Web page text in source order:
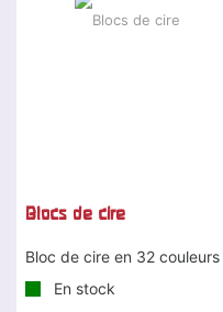
Blocs de cire
Bloc de cire en 32 couleurs
En stock